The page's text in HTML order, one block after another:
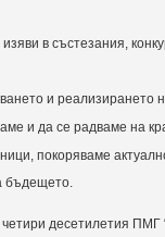
в състезания,
и реализирането
и да се радваме на
покоряваме
бъдещето.
десетилетия